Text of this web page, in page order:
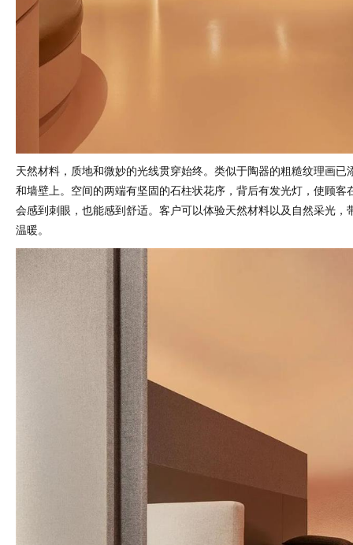
天然材料，质地和微妙的光线贯穿始终。类似于陶器的粗糙纹理画已
和墙壁上。空间的两端有坚固的石柱状花序，背后有发光灯，使顾客
会感到刺眼，也能感到舒适。客户可以体验天然材料以及自然采光，
温暖。